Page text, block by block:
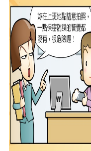
民
服
政
府
資
訊
公
開
案